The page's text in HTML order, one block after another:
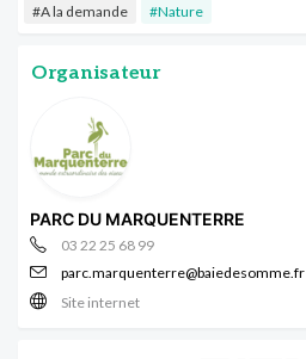
#A la demande #Nature
Organisateur
PARC DU MARQUENTERRE
03 22 25 68 99
parc.marquenterre@baiedesomme.fr
Site internet